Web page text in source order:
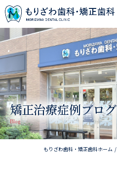
矯正治療症例ブログ
Blog
もりざわ歯科・矯正歯科ホーム